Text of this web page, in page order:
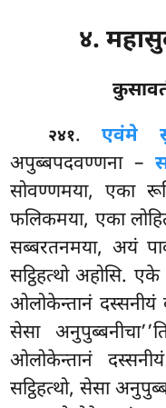
४.
२४१.एवंमे
अपुब्बपदवण्णना –
सोवण्णमया, एका
फलिकमया, एका
सब्बरतनमया, अयं
सट्ठिहत्थो अहोसि.
ओलोकेन्तानं दस्सनीयं
सेसा
ओलोकेन्तानं
सट्ठिहत्थो, सेसा